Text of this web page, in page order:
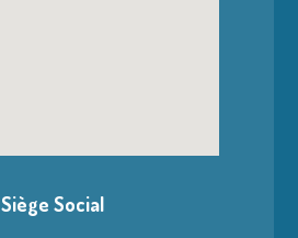
Siège Social